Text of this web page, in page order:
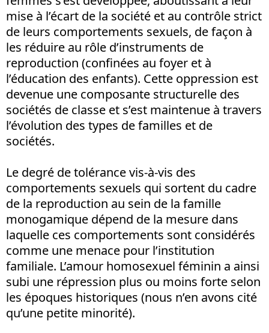
mise à l’écart de la société et au contrôle strict
de leurs comportements sexuels, de façon à
les réduire au rôle d’instruments de
reproduction (confinées au foyer et à
l’éducation des enfants). Cette oppression est
devenue une composante structurelle des
sociétés de classe et s’est maintenue à travers
l’évolution des types de familles et de
sociétés.
Le degré de tolérance vis-à-vis des
comportements sexuels qui sortent du cadre
de la reproduction au sein de la famille
monogamique dépend de la mesure dans
laquelle ces comportements sont considérés
comme une menace pour l’institution
familiale. L’amour homosexuel féminin a ainsi
subi une répression plus ou moins forte selon
les époques historiques (nous n’en avons cité
qu’une petite minorité).